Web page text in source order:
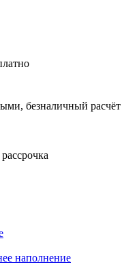
безналичный расчёт
наполнение